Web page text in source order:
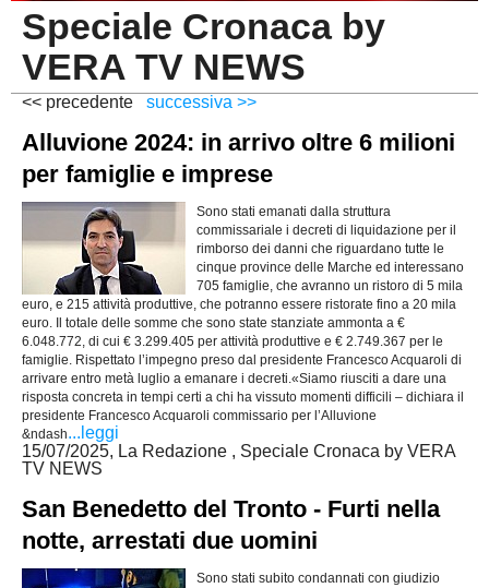
PESARO URBINO
PROMOZIONE
1^ CATEGORIA
3^ CATEGORIA
GIOVANILI
DIRETTA
Speciale Cronaca by
VERA TV NEWS
<< precedente successiva >>
Alluvione 2024: in arrivo oltre 6 milioni
per famiglie e imprese
Sono stati emanati dalla struttura
commissariale i decreti di liquidazione per il
rimborso dei danni che riguardano tutte le
cinque province delle Marche ed interessano
705 famiglie, che avranno un ristoro di 5 mila
euro, e 215 attività produttive, che potranno essere ristorate fino a 20 mila
euro. Il totale delle somme che sono state stanziate ammonta a €
6.048.772, di cui € 3.299.405 per attività produttive e € 2.749.367 per le
famiglie. Rispettato l’impegno preso dal presidente Francesco Acquaroli di
arrivare entro metà luglio a emanare i decreti.«Siamo riusciti a dare una
risposta concreta in tempi certi a chi ha vissuto momenti difficili – dichiara il
presidente Francesco Acquaroli commissario per l’Alluvione
&ndash...leggi
15/07/2025, La Redazione , Speciale Cronaca by VERA
TV NEWS
San Benedetto del Tronto - Furti nella
notte, arrestati due uomini
Sono stati subito condannati con giudizio